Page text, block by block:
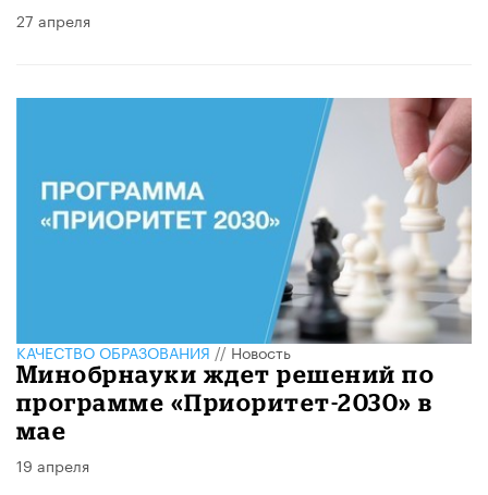
27 апреля
КАЧЕСТВО ОБРАЗОВАНИЯ//Новость
Минобрнауки ждет решений по
программе «Приоритет-2030» в
мае
19 апреля